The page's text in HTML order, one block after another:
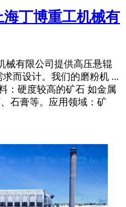
丁博重工机械有
械有限公司提供高压悬辊
而设计。我们的磨粉机 ...
：硬度较高的矿石 如金属
石膏等。应用领域：矿